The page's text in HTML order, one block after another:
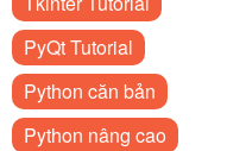
PyQt Tutorial
Python căn bản
Python nâng cao